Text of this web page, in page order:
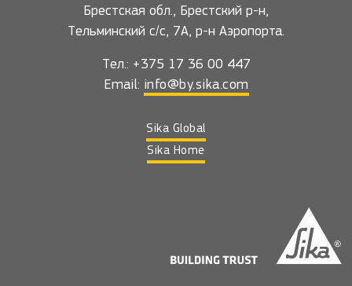
Брестская обл., Брестский р-н,
Тельминский с/с, 7А, р-н Аэропорта.
Тел.: +375 17 36 00 447
Email: info@by.sika.com
Sika Global
Sika Home